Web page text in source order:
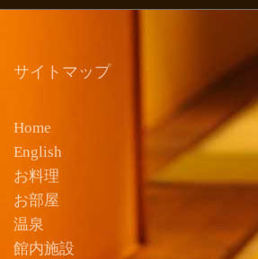
サイトマップ
Home
English
お料理
お部屋
温泉
館内施設